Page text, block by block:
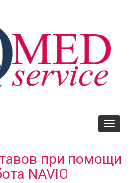
Toggle
при помощи
NAVIO